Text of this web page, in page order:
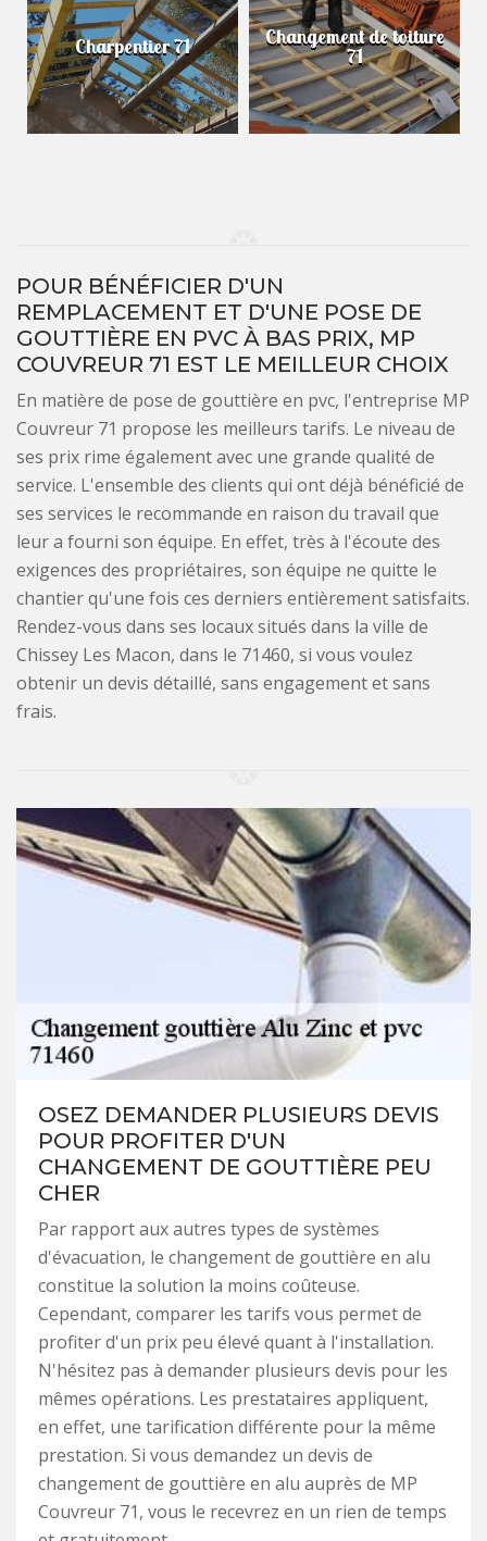
Charpentier 71 Changement de toiture
71
POUR BÉNÉFICIER D'UN
REMPLACEMENT ET D'UNE POSE DE
GOUTTIÈRE EN PVC À BAS PRIX, MP
COUVREUR 71 EST LE MEILLEUR CHOIX
En matière de pose de gouttière en pvc, l'entreprise MP
Couvreur 71 propose les meilleurs tarifs. Le niveau de
ses prix rime également avec une grande qualité de
service. L'ensemble des clients qui ont déjà bénéficié de
ses services le recommande en raison du travail que
leur a fourni son équipe. En effet, très à l'écoute des
exigences des propriétaires, son équipe ne quitte le
chantier qu'une fois ces derniers entièrement satisfaits.
Rendez-vous dans ses locaux situés dans la ville de
Chissey Les Macon, dans le 71460, si vous voulez
obtenir un devis détaillé, sans engagement et sans
frais.
OSEZ DEMANDER PLUSIEURS DEVIS
POUR PROFITER D'UN
CHANGEMENT DE GOUTTIÈRE PEU
CHER
Par rapport aux autres types de systèmes
d'évacuation, le changement de gouttière en alu
constitue la solution la moins coûteuse.
Cependant, comparer les tarifs vous permet de
profiter d'un prix peu élevé quant à l'installation.
N'hésitez pas à demander plusieurs devis pour les
mêmes opérations. Les prestataires appliquent,
en effet, une tarification différente pour la même
prestation. Si vous demandez un devis de
changement de gouttière en alu auprès de MP
Couvreur 71, vous le recevrez en un rien de temps